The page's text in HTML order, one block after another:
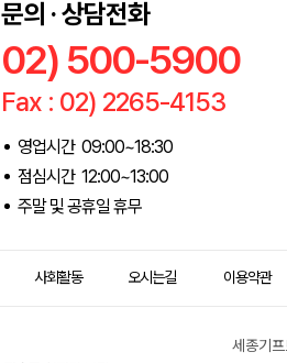
문의 · 상담전화
02) 500-5900
Fax : 02) 2265-4153
영업시간 09:00~18:30
점심시간 12:00~13:00
주말 및 공휴일 휴무
사회활동 오시는길 이용약관
세종기